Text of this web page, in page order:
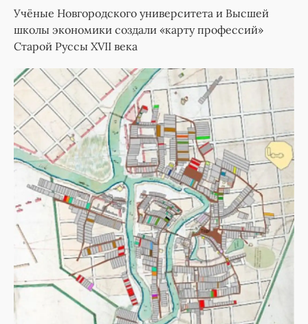
Учёные Новгородского университета и Высшей
школы экономики создали «карту профессий»
Старой Руссы XVII века